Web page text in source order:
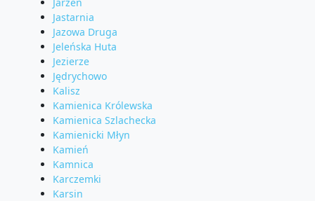
Jastarnia
Jazowa Druga
Jeleńska Huta
Jezierze
Jędrychowo
Kalisz
Kamienica Królewska
Kamienica Szlachecka
Kamienicki Młyn
Kamień
Kamnica
Karczemki
Karsin